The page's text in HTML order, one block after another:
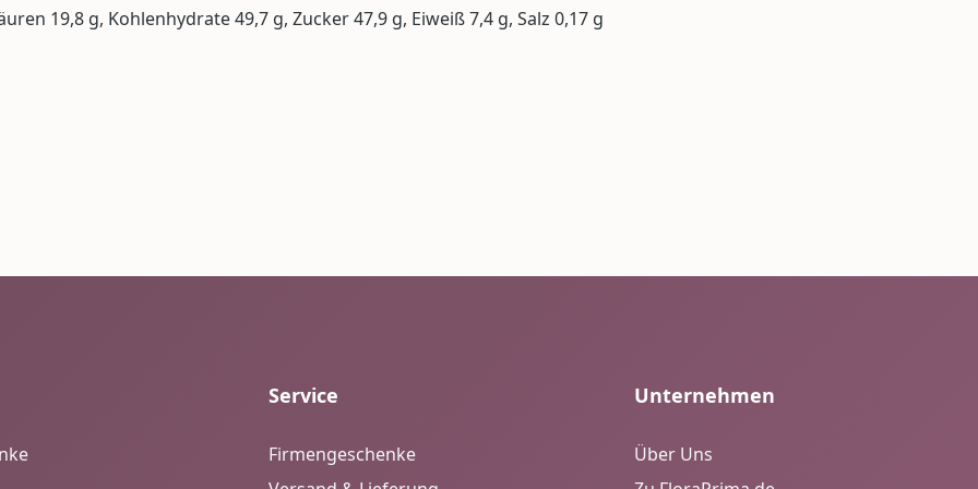
19,8 g, Kohlenhydrate 49,7 g, Zucker 47,9 g, Eiweiß 7,4 g, Salz 0,17 g
Service
Firmengeschenke
Unternehmen
Über Uns